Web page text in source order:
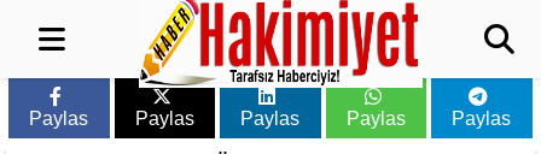
Paylas Paylas Paylas Paylas Paylas